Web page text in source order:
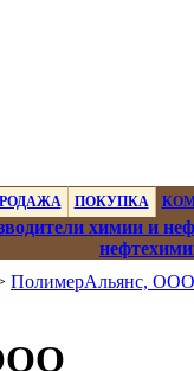
ПОКУПКА
химии и
ПолимерАльянс, ООО